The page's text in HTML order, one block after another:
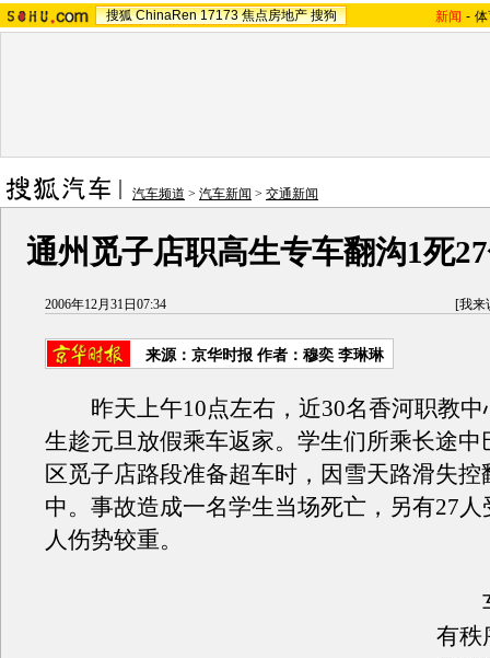
搜狐 ChinaRen 17173 焦点房地产 搜狗 新闻 -
汽车频道 > 汽车新闻 > 交通新闻
通州觅子店职高生专车翻沟1死
2006年12月31日07:34 [我来
来源：京华时报 作者：穆奕 李琳琳
昨天上午10点左右，近30名香河职教中
生趁元旦放假乘车返家。学生们所乘长途中
区觅子店路段准备超车时，因雪天路滑失控
中。事故造成一名学生当场死亡，另有27人
人伤势较重。
车
有秩